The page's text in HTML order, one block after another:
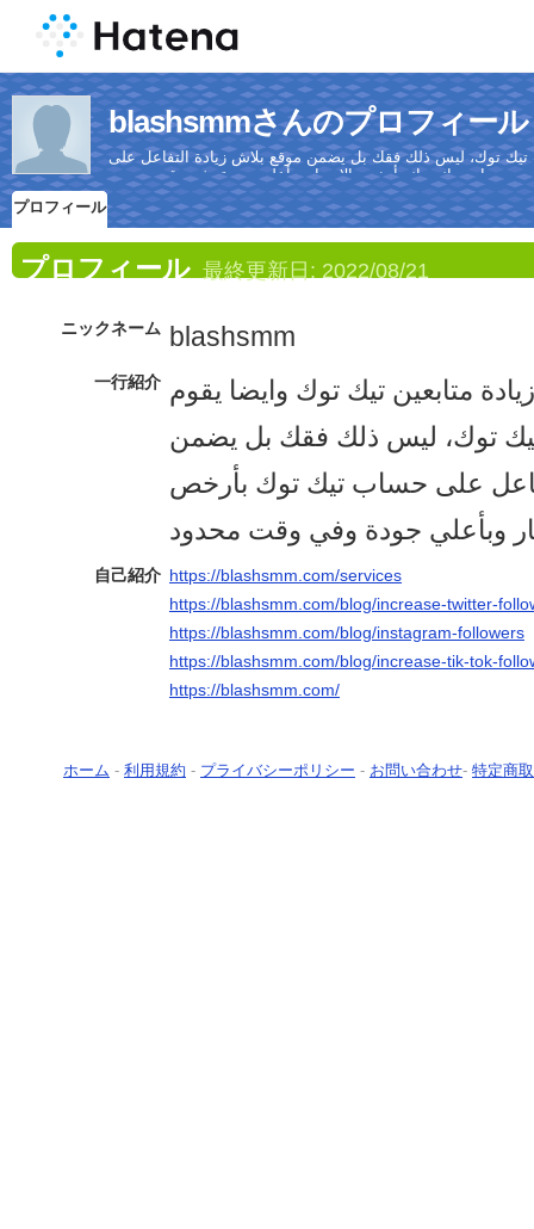
blashsmmさんのプロフィール
تيك توك، ليس ذلك فقك بل يضمن موقع بلاش زيادة التفاعل على
プロフィール
プロフィール 最終更新日: 2022/08/21
ニックネーム blashsmm
一行紹介 متابعين تيك توك وايضا يقوم
تيك توك، ليس ذلك فقك بل يضمن
على حساب تيك توك بأرخص
自己紹介 https://blashsmm.com/services
https://blashsmm.com/blog/increase-twitter-
https://blashsmm.com/blog/instagram-followers
https://blashsmm.com/blog/increase-tik-tok-
https://blashsmm.com/
ホーム - 利用規約 - プライバシーポリシー - お問い合わせ- 特定商